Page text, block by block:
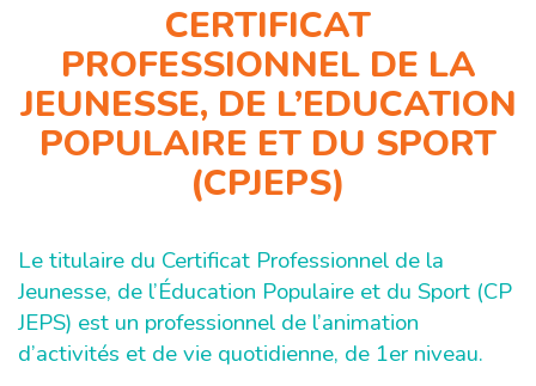
CERTIFICAT
PROFESSIONNEL DE LA
JEUNESSE, DE L’EDUCATION
POPULAIRE ET DU SPORT
(CPJEPS)
Le titulaire du Certificat Professionnel de la
Jeunesse, de l’Éducation Populaire et du Sport (CP
JEPS) est un professionnel de l’animation
d’activités et de vie quotidienne, de 1er niveau.